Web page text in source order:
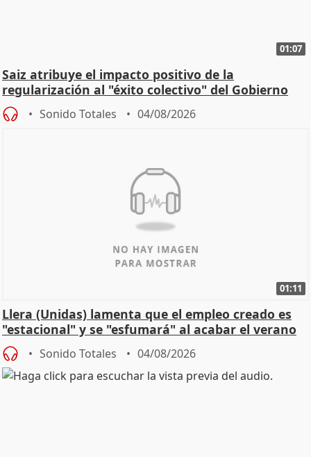
01:07
Saiz atribuye el impacto positivo de la
regularización al "éxito colectivo" del Gobierno
Sonido Totales 04/08/2026
01:11
Llera (Unidas) lamenta que el empleo creado es
"estacional" y se "esfumará" al acabar el verano
Sonido Totales 04/08/2026